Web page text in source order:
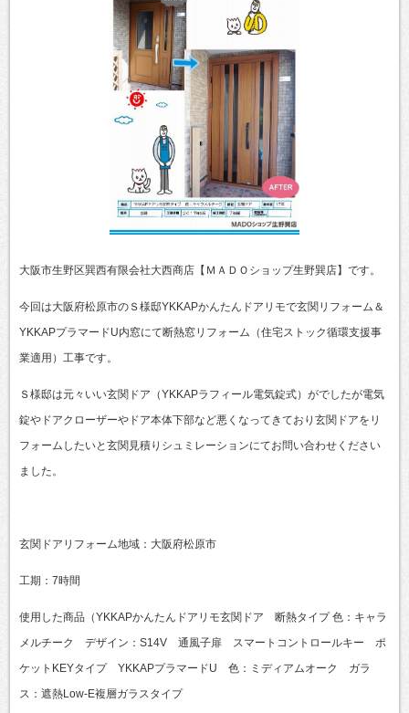
大阪市生野区巽西有限会社大西商店【ＭＡＤＯショップ生野巽店】です。
今回は大阪府松原市のＳ様邸YKKAPかんたんドアリモで玄関リフォーム＆
YKKAPプラマードU内窓にて断熱窓リフォーム（住宅ストック循環支援事
業適用）工事です。
Ｓ様邸は元々いい玄関ドア（YKKAPラフィール電気錠式）がでしたが電気
錠やドアクローザーやドア本体下部など悪くなってきており玄関ドアをリ
フォームしたいと玄関見積りシュミレーションにてお問い合わせください
ました。
玄関ドアリフォーム地域：大阪府松原市
工期：7時間
使用した商品（YKKAPかんたんドアリモ玄関ドア 断熱タイプ 色：キャラ
メルチーク デザイン：S14V 通風子扉 スマートコントロールキー ポ
ケットKEYタイプ YKKAPプラマードU 色：ミディアムオーク ガラ
ス：遮熱Low-E複層ガラスタイプ